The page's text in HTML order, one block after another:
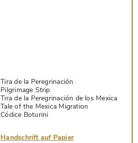
Tira de la Peregrinación
Pilgrimage Strip
Tira de la Peregrinación de los Mexica
Tale of the Mexica Migration
Códice Boturini
Handschrift auf Papier